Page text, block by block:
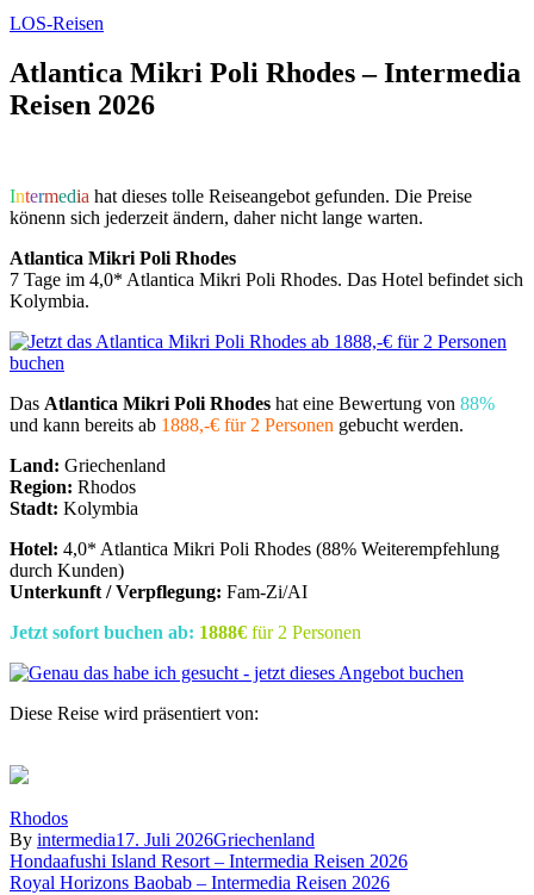
LOS-Reisen
Atlantica Mikri Poli Rhodes – Intermedia
Reisen 2026
Intermedia hat dieses tolle Reiseangebot gefunden. Die Preise
könenn sich jederzeit ändern, daher nicht lange warten.
Atlantica Mikri Poli Rhodes
7 Tage im 4,0* Atlantica Mikri Poli Rhodes. Das Hotel befindet sich
Kolymbia.
Das Atlantica Mikri Poli Rhodes hat eine Bewertung von 88%
und kann bereits ab 1888,-€ für 2 Personen gebucht werden.
Land: Griechenland
Region: Rhodos
Stadt: Kolymbia
Hotel: 4,0* Atlantica Mikri Poli Rhodes (88% Weiterempfehlung
durch Kunden)
Unterkunft / Verpflegung: Fam-Zi/AI
Jetzt sofort buchen ab: 1888€ für 2 Personen
Diese Reise wird präsentiert von:
Rhodos
By intermedia17. Juli 2026Griechenland
Beitragsnavigation
Hondaafushi Island Resort – Intermedia Reisen 2026
Royal Horizons Baobab – Intermedia Reisen 2026